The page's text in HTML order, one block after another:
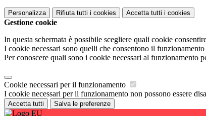
Personalizza Rifiuta tutti i cookies Accetta tutti i cookies
Gestione cookie
In questa schermata è possibile scegliere quali cookie
I cookie necessari sono quelli che consentono il
Per conoscere quali sono i cookie necessari al funzionamento
Cookie necessari per il funzionamento
I cookie necessari per il funzionamento non possono essere
Accetta tutti Salva le preferenze